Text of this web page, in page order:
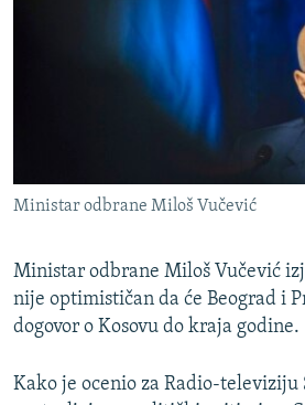
DNEVNO@RSE
TV LIBERTY
POST SCRIPTUM
MOJA EVROPA
TRI DECENIJE OD RATA U BIH
Sve RFE/RL stranice
Ministar odbrane Miloš Vučević
Ministar odbrane Miloš Vučević
nije optimističan da će Beograd i
dogovor o Kosovu do kraja godine.
Kako je ocenio za Radio-televiziju